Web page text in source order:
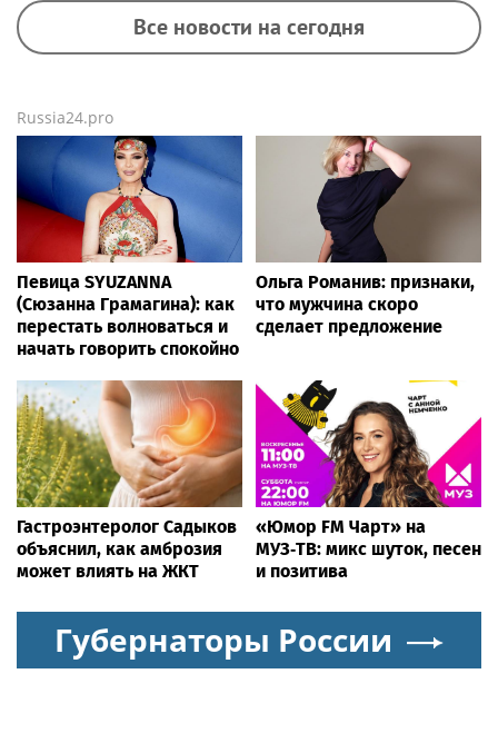
Все новости на сегодня
Russia24.pro
Певица SYUZANNA
(Сюзанна Грамагина): как
перестать волноваться и
начать говорить спокойно
Ольга Романив: признаки,
что мужчина скоро
сделает предложение
Гастроэнтеролог Садыков
объяснил, как амброзия
может влиять на ЖКТ
«Юмор FM Чарт» на
МУЗ‑ТВ: микс шуток, песен
и позитива
Губернаторы России